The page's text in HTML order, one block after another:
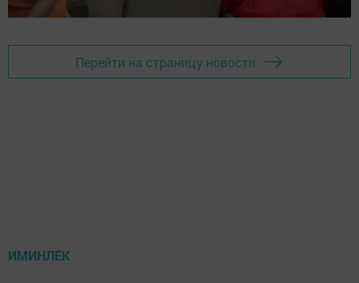
Перейти на страницу новости
ИМИНЛЕК